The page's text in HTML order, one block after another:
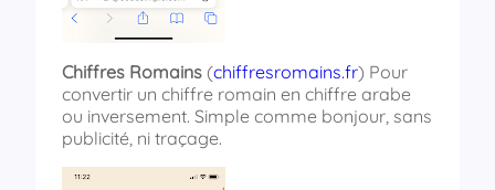
Chiffres Romains (chiffresromains.fr) Pour
convertir un chiffre romain en chiffre arabe
ou inversement. Simple comme bonjour, sans
publicité, ni traçage.